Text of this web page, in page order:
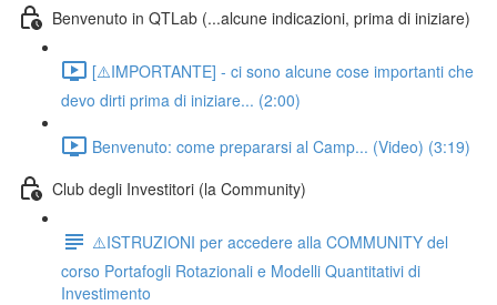
Benvenuto in QTLab (...alcune indicazioni, prima di iniziare)
[⚠️IMPORTANTE] - ci sono alcune cose importanti che
devo dirti prima di iniziare... (2:00)
Benvenuto: come prepararsi al Camp... (Video) (3:19)
Club degli Investitori (la Community)
⚠️ISTRUZIONI per accedere alla COMMUNITY del
corso Portafogli Rotazionali e Modelli Quantitativi di
Investimento